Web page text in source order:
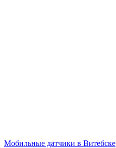
Мобильные датчики в Витебске